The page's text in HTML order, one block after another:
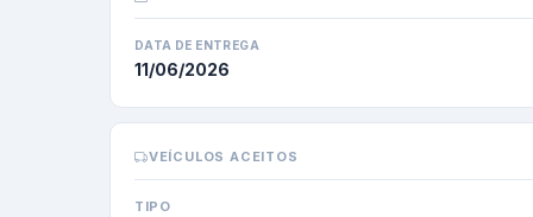
DATA DE ENTREGA
11/06/2026
VEÍCULOS ACEITOS
TIPO